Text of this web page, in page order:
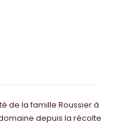
de la famille Roussier à
depuis la récolte